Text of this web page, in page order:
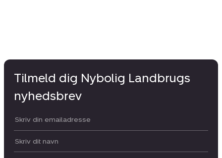
Tilmeld dig Nybolig Landbrugs
nyhedsbrev
Din email:
Dit navn: